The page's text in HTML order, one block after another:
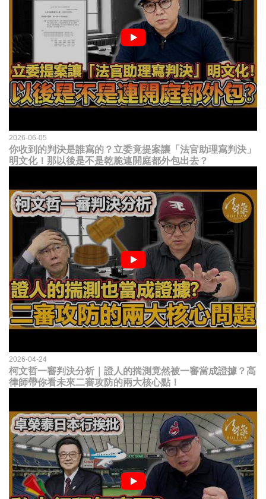
2026-06-05
你收到的判決是誰寫的？立委竟提案讓「法官助理寫判決」
明文化！那以後是不是乾脆連開庭都外包出去？
2026-04-24
柯文哲一審判決分析｜證人的揣測竟然被一審當成證據？高
律師帶你看未來二審攻防的兩大核心點！